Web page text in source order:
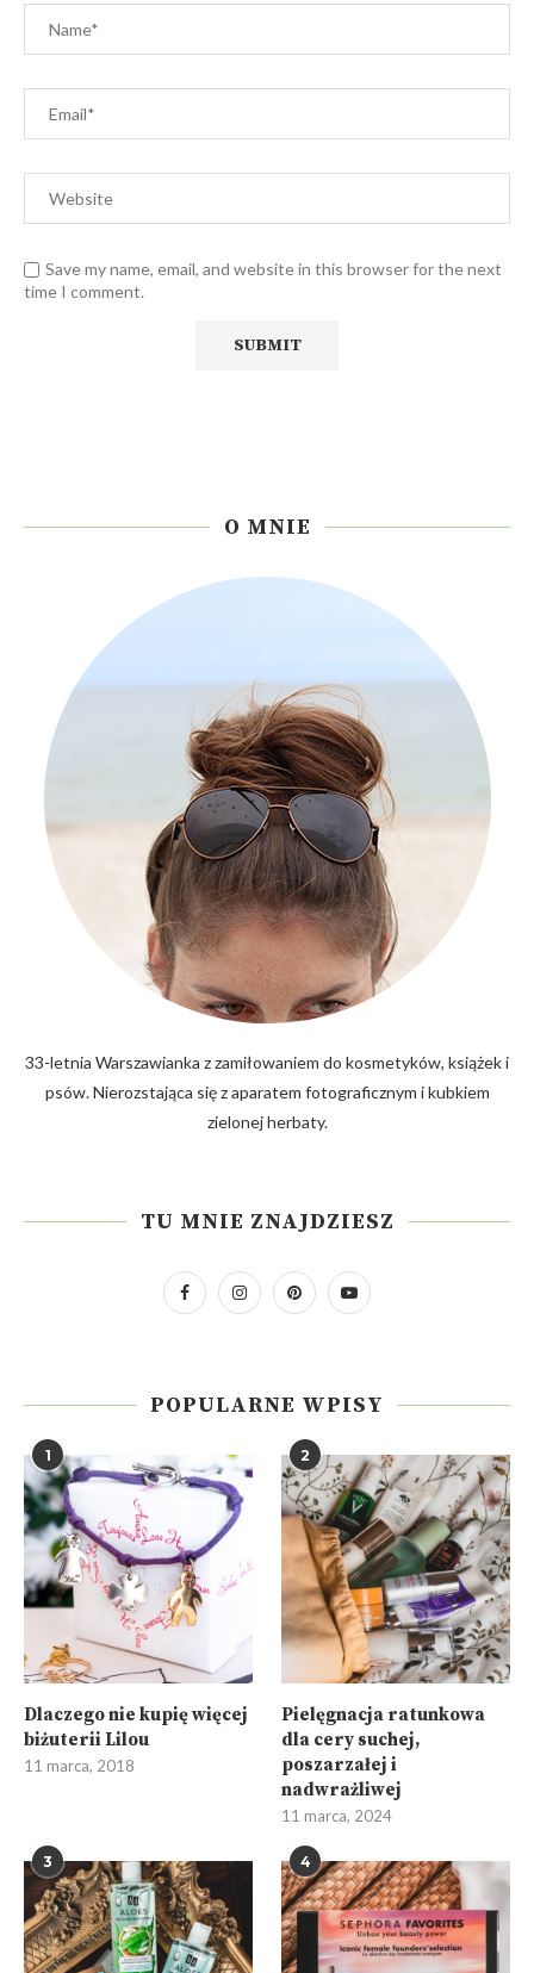
Save my name, email, and website in this browser for the next
time I comment.
O MNIE
33-letnia Warszawianka z zamiłowaniem do kosmetyków, książek i
psów. Nierozstająca się z aparatem fotograficznym i kubkiem
zielonej herbaty.
TU MNIE ZNAJDZIESZ
POPULARNE WPISY
1
Dlaczego nie kupię więcej
biżuterii Lilou
11 marca, 2018
2
Pielęgnacja ratunkowa
dla cery suchej,
poszarzałej i
nadwrażliwej
11 marca, 2024
3 4